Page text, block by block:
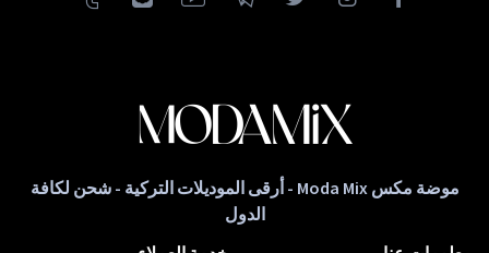
موضة مكس Moda Mix - أرقى الموديلات التركية - شحن لكافة
الدول